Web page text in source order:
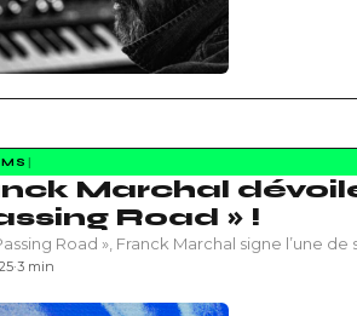
Marchal
Road » !
Road », Franck Marchal signe l’une
·3 min